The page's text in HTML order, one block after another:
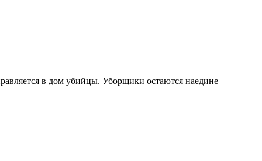
в дом убийцы. Уборщики остаются наедине